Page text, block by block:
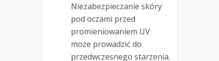
Niezabezpieczanie skóry
pod oczami przed
promieniowaniem UV
może prowadzić do
przedwczesnego starzenia.